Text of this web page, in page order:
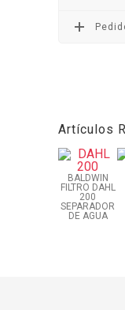
Artículos
BALDWIN
FILTRO DAHL
200
SEPARADOR
DE AGUA